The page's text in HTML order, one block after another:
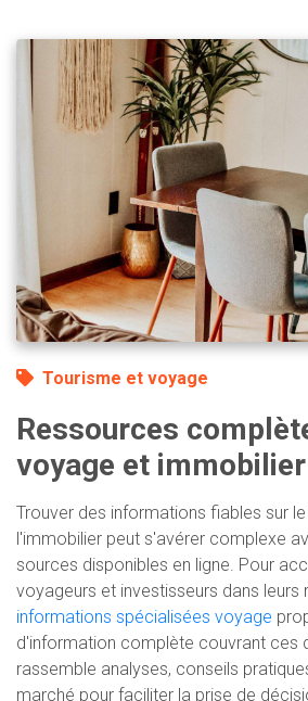
Tourisme et voyage
Ressources
voyage et immobilier
Trouver des informations fiables sur
l'immobilier peut s'avérer complexe
sources disponibles en ligne. Pour
voyageurs et investisseurs dans leurs
informations spécialisées voyage
d'information complète couvrant ces
rassemble analyses, conseils
marché pour faciliter la prise de